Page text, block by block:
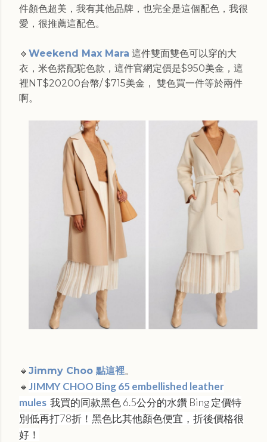
件顏色超美，我有其他品牌，也完全是這個配色，我很
愛，很推薦這配色。
🔸 Weekend Max Mara 這件雙面雙色可以穿的大
衣，米色搭配駝色款，這件官網定價是$950美金，這
裡NT$‌20200台幣/ $715美金， 雙色買一件等於兩件
啊。
🔸 Jimmy Choo 點這裡。
🔸 JIMMY CHOO Bing 65 embellished leather
mules 我買的同款黑色 6.5公分的水鑽 Bing 定價特
別低再打78折！黑色比其他顏色便宜，折後價格很
好！